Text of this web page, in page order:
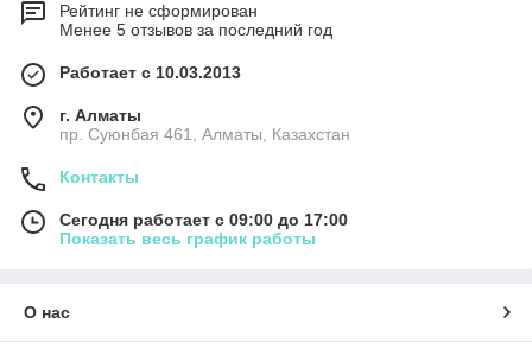
Рейтинг не сформирован
Менее 5 отзывов за последний год
Работает с 10.03.2013
г. Алматы
пр. Суюнбая 461, Алматы, Казахстан
Контакты
Сегодня работает с 09:00 до 17:00
Показать весь график работы
О нас